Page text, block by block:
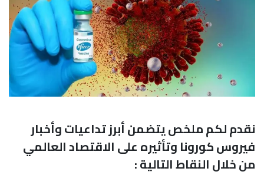
نقدم لكم ملخص يتضمن أبرز تداعيات وأخبار
فيروس كورونا وتأثيره على الاقتصاد العالمي
من خلال النقاط التالية :